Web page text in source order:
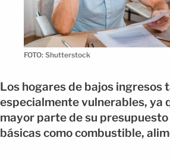
FOTO: Shutterstock
Los hogares de bajos ingresos
especialmente vulnerables, ya
mayor parte de su
básicas como combustible,